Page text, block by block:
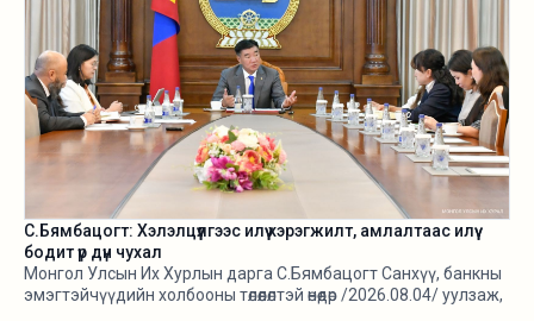
С.Бямбацогт: Хэлэлцүүлгээс илүү хэрэгжилт, амлалтаас илүү
бодит үр дүн чухал
Монгол Улсын Их Хурлын дарга С.Бямбацогт Санхүү, банкны
эмэгтэйчүүдийн холбооны төлөөлөлтэй өнөөдөр /2026.08.04/ уулзаж,